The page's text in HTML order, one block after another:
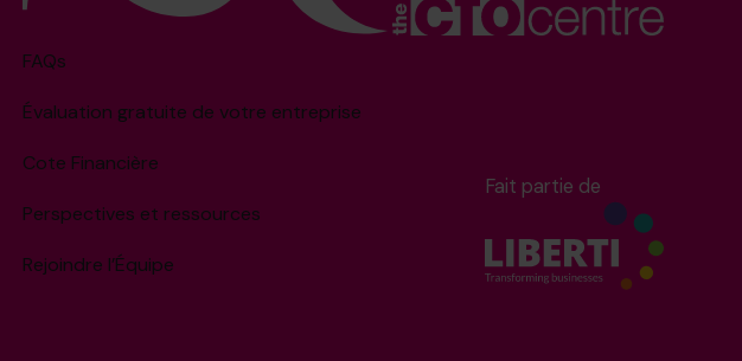
FAQs
Évaluation gratuite de votre entreprise
Cote Financière
Perspectives et ressources
Rejoindre l’Équipe
Fait partie de